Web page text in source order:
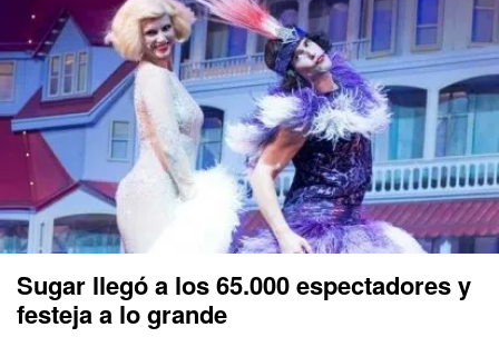
Sugar llegó a los 65.000 espectadores y
festeja a lo grande